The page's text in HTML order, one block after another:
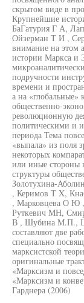
скрытом виде в
Крупнейшие
БаГатурия Г А,
Ойзерман Т И ,
внимание на этом
истории Маркса и
подручности
времени и
а на «глобальные»
общественно-
революционную
политическими и
периода Тема
«выпала» из поля
некоторых
или иные стороны
структуры
Золотухина-
, Керимов Т X,
, Марковцева О
Руткевич МН,
В , Шубина М.П.,
составляют две
специально
марксистской
оригинальные
«Марксизм и
«Марксизм и
Гарднера (2006)